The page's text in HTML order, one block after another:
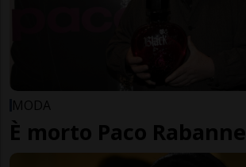
MODA
È morto Paco Rabanne